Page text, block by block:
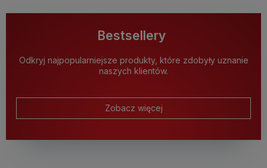
Bestsellery
Odkryj najpopularniejsze produkty, które zdobyły uznanie
naszych klientów.
Zobacz więcej